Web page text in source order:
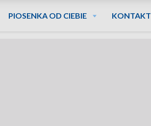
PIOSENKA OD CIEBIE KONTAKT